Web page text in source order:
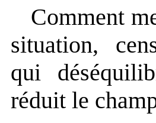
Comment
situation,
qui
réduit le